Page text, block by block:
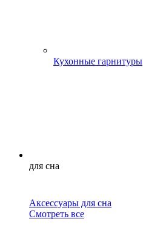
Кухонные гарнитуры
для сна
Аксессуары для сна
Смотреть все